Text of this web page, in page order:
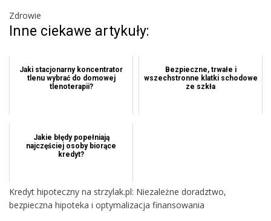
Zdrowie
Inne ciekawe artykuły:
Jaki stacjonarny koncentrator
tlenu wybrać do domowej
tlenoterapii?
Bezpieczne, trwałe i
wszechstronne klatki schodowe
ze szkła
Jakie błędy popełniają
najczęściej osoby biorące
kredyt?
Kredyt hipoteczny na strzylak.pl: Niezależne doradztwo,
bezpieczna hipoteka i optymalizacja finansowania